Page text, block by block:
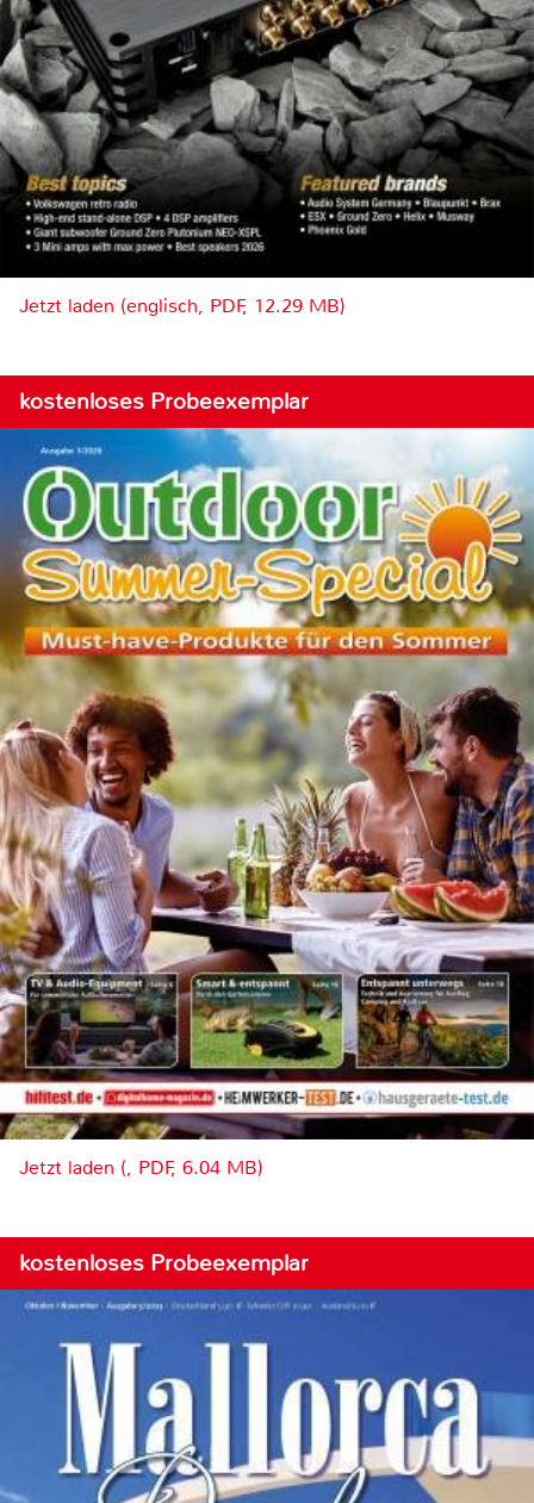
Jetzt laden (englisch, PDF, 12.29 MB)
kostenloses Probeexemplar
Jetzt laden (, PDF, 6.04 MB)
kostenloses Probeexemplar